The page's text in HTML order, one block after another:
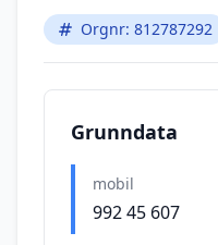
Orgnr: 812787292
Grunndata
mobil
992 45 607